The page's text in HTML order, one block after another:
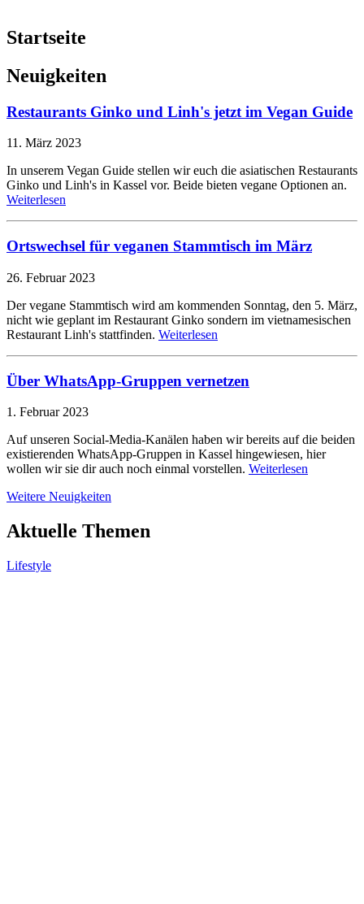
Startseite
Neuigkeiten
Restaurants Ginko und Linh's jetzt im Vegan Guide
11. März 2023
In unserem Vegan Guide stellen wir euch die asiatischen Restaurants
Ginko und Linh's in Kassel vor. Beide bieten vegane Optionen an.
Weiterlesen
Ortswechsel für veganen Stammtisch im März
26. Februar 2023
Der vegane Stammtisch wird am kommenden Sonntag, den 5. März,
nicht wie geplant im Restaurant Ginko sondern im vietnamesischen
Restaurant Linh's stattfinden. Weiterlesen
Über WhatsApp-Gruppen vernetzen
1. Februar 2023
Auf unseren Social-Media-Kanälen haben wir bereits auf die beiden
existierenden WhatsApp-Gruppen in Kassel hingewiesen, hier
wollen wir sie dir auch noch einmal vorstellen. Weiterlesen
Weitere Neuigkeiten
Aktuelle Themen
Lifestyle